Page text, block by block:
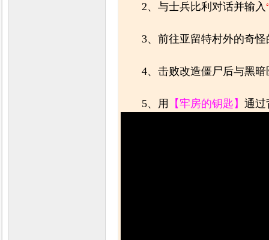
2、与士兵比利对话并输入
3、前往亚留特村外的奇
4、击败改造僵尸后与黑
5、用 【牢房的钥匙】 通过